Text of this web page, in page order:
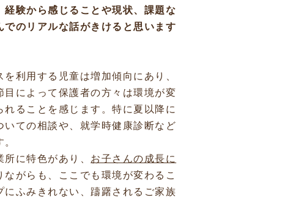
験から感じることや現状、課題な
のリアルな話がきけると思います
利用する児童は増加傾向にあり、
によって保護者の方々は環境が変
ることを感じます。特に夏以降に
いての相談や、就学時健康診断など
に特色があり、 お子さんの成長に
ながらも、ここでも環境が変わるこ
ふみきれない、躊躇されるご家族